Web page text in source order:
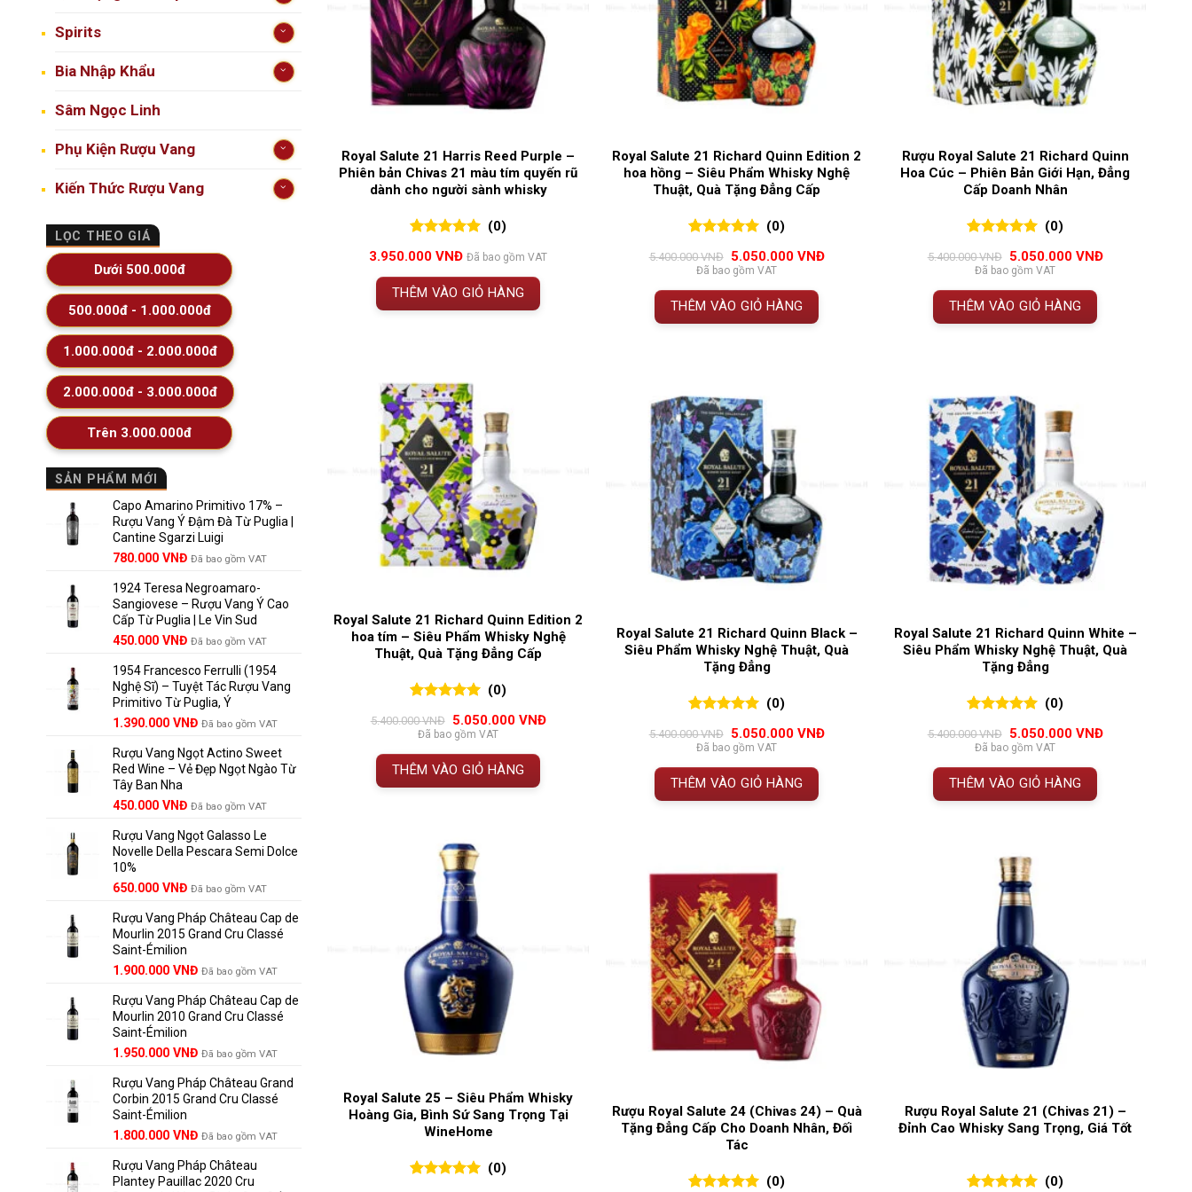
Spirits
Bia Nhập Khẩu
Sâm Ngọc Linh
Phụ Kiện Rượu Vang
Kiến Thức Rượu Vang
LỌC THEO GIÁ
Dưới 500.000đ
500.000đ - 1.000.000đ
1.000.000đ - 2.000.000đ
2.000.000đ - 3.000.000đ
Trên 3.000.000đ
SẢN PHẨM MỚI
Capo Amarino Primitivo 17% –
Rượu Vang Ý Đậm Đà Từ Puglia |
Cantine Sgarzi Luigi
Giá
là:
858.000 VNĐ.
780.000 VNĐGiá
tại
là:
780.000 VNĐ.
Đã bao gồm VAT
1924 Teresa Negroamaro-
Sangiovese – Rượu Vang Ý Cao
Cấp Từ Puglia | Le Vin Sud
Giá
là:
495.000 VNĐ.
450.000 VNĐGiá
tại
là:
450.000 VNĐ.
Đã bao gồm VAT
1954 Francesco Ferrulli (1954
Nghệ Sĩ) – Tuyệt Tác Rượu Vang
Primitivo Từ Puglia, Ý
Giá
là:
1.529.000 VNĐ.
1.390.000 VNĐGiá
tại
là:
Đã bao gồm VAT
Rượu Vang Ngọt Actino Sweet
Red Wine – Vẻ Đẹp Ngọt Ngào Từ
Tây Ban Nha
450.000 VNĐ Đã bao gồm VAT
Rượu Vang Ngọt Galasso Le
Novelle Della Pescara Semi Dolce
10%
650.000 VNĐ Đã bao gồm VAT
Rượu Vang Pháp Château Cap de
Mourlin 2015 Grand Cru Classé
Saint-Émilion
Giá
là:
2.800.000 VNĐ.
1.900.000 VNĐGiá
tại
là:
Đã bao gồm VAT
Rượu Vang Pháp Château Cap de
Mourlin 2010 Grand Cru Classé
Saint-Émilion
Giá
là:
2.950.000 VNĐ.
1.950.000 VNĐGiá
tại
là:
Đã bao gồm VAT
Rượu Vang Pháp Château Grand
Corbin 2015 Grand Cru Classé
Saint-Émilion
Giá
là:
2.500.000 VNĐ.
1.800.000 VNĐGiá
tại
là:
Đã bao gồm VAT
Rượu Vang Pháp Château
Plantey Pauillac 2020 Cru
Royal Salute 21 Harris Reed Purple –
Phiên bản Chivas 21 màu tím quyến rũ
dành cho người sành whisky
đánh giá
(0)
3.950.000VNĐ Đã bao gồm VAT
THÊM VÀO GIỎ HÀNG
Royal Salute 21 Richard Quinn Edition 2
hoa hồng – Siêu Phẩm Whisky Nghệ
Thuật, Quà Tặng Đẳng Cấp
đánh giá
(0)
5.400.000VNĐ
Giá
gốc
là:
5.400.000 VNĐ.
5.050.000 VNĐGiá
Đã bao gồm VAT
THÊM VÀO GIỎ HÀNG
Rượu Royal Salute 21 Richard Quinn
Hoa Cúc – Phiên Bản Giới Hạn, Đẳng
Cấp Doanh Nhân
đánh giá
(0)
5.400.000VNĐ
Giá
gốc
là:
5.400.000 VNĐ.
5.050.000 VNĐGiá
Đã bao gồm VAT
THÊM VÀO GIỎ HÀNG
Royal Salute 21 Richard Quinn Edition 2
hoa tím – Siêu Phẩm Whisky Nghệ
Thuật, Quà Tặng Đẳng Cấp
đánh giá
(0)
5.400.000VNĐ
Giá
gốc
là:
5.400.000 VNĐ.
5.050.000 VNĐGiá
Đã bao gồm VAT
THÊM VÀO GIỎ HÀNG
Royal Salute 21 Richard Quinn Black –
Siêu Phẩm Whisky Nghệ Thuật, Quà
Tặng Đẳng
đánh giá
(0)
5.400.000VNĐ
Giá
gốc
là:
5.400.000 VNĐ.
5.050.000 VNĐGiá
Đã bao gồm VAT
THÊM VÀO GIỎ HÀNG
Royal Salute 21 Richard Quinn White –
Siêu Phẩm Whisky Nghệ Thuật, Quà
Tặng Đẳng
đánh giá
(0)
5.400.000VNĐ
Giá
gốc
là:
5.400.000 VNĐ.
5.050.000 VNĐGiá
Đã bao gồm VAT
THÊM VÀO GIỎ HÀNG
Royal Salute 25 – Siêu Phẩm Whisky
Hoàng Gia, Bình Sứ Sang Trọng Tại
WineHome
(0)
Rượu Royal Salute 24 (Chivas 24) – Quà
Tặng Đẳng Cấp Cho Doanh Nhân, Đối
Tác
(0)
Rượu Royal Salute 21 (Chivas 21) –
Đỉnh Cao Whisky Sang Trọng, Giá Tốt
(0)